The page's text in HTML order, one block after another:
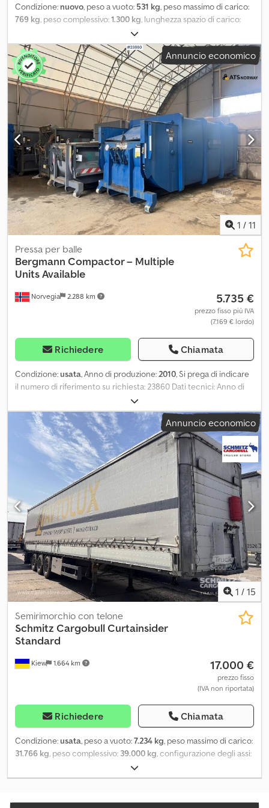
Condizione: nuovo, peso a vuoto: 531 kg, peso massimo di carico:
769 kg, peso complessivo:1.300 kg, lunghezza spazio di carico:
, larghezza vano di carico:
carico:1.685 mm, Dati tecnici Credpfx Ajw A Rf Aokasf Tipo di
rimorchio Monasse Tipo di costruzione Struttura sandwich Peso
a vuoto 531 kg Peso totale ammesso 1.300 kg Portata utile 769 kg
Lunghezza interna 2.515 mm Lunghezza totale 3.920 mm
Larghezza interna 1.330 mm Larghezza totale 1.845 mm Altezza
interna 1.685 mm Altezza totale 2.300 mm Altezza di carico 535 mm
Pneumatici 14 pollici Dotazione di serie Timone a V, zincato a
caldo per immersione Presa a 13 poli Pavimento spesso 15 mm
Struttura sandwich PurFerro da 30 mm Porta posteriore a un
battente Serratura a barra e cerniere in acciaio inox Ruotino
d’appoggio Gruppo frigorifero
Annuncio economico
1 / 11
Norvegia 2.288 km
Pressa per balle
Bergmann Compactor – Multiple
Units Available
5.735 €
prezzo fisso più IVA
(7.169 € lordo)
Richiedere Chiamata
Condizione:usata, Anno di produzione:2010, Si prega di indicare
il numero di riferimento su richiesta: 23860 Dati tecnici: Anno di
costruzione: 2010 Volume: 20,8 m³ Peso a vuoto: 4.482 kg Peso
lordo consentito: 8.000 kg Crodpezhrv Rsfx Akaof
Completamente funzionante Ultima manutenzione effettuata il
25.11.2025 Telaio con gancio Disponibile per la consegna
immediata Peso a vuoto: 4481 Modello: Compattatore – Possibilità
di acquisto di più unità = Ulteriori informazioni = Uso previsto:
Edilizia Numero di serie: 11-BE00716xxxx Per ulteriori informazioni,
contattare ATS Norway.
Annuncio economico
1 / 15
Kiew 1.664 km
Semirimorchio con telone
Schmitz CargobullCurtainsider
Standard
17.000 €
prezzo fisso
(IVA non riportata)
Richiedere Chiamata
Condizione:usata, peso a vuoto:7.234 kg, peso massimo di carico:
31.766 kg, peso complessivo: 39.000 kg, configurazione degli assi:
07/2017
13.620 mm, larghezza vano di carico:2.480 mm, altezza vano di
sospensione:aria, dimensione degli pneumatici:385/65 R22,5,